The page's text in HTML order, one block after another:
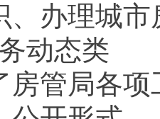
、办理城市
动态类
管局各项